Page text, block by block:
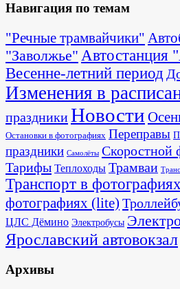
Навигация по темам
"Речные трамвайчики"
"Заволжье" Автостанция
Весенне-летний период
Изменения в
праздникиНовости
Остановки в фотографиях Переправы
праздники Самолёты Скоростной
Тарифы Теплоходы Трамваи
Транспорт в
фотографиях (lite)
ЦЛС Дёмино Электробусы
Ярославский автовокзал
Архивы